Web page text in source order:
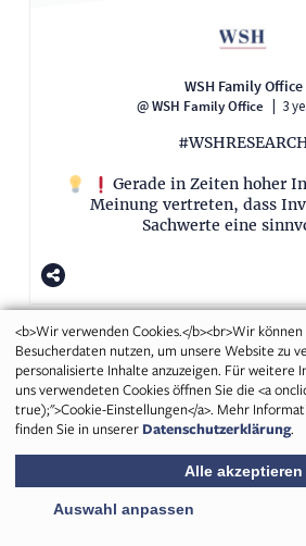
<b>Wir verwenden Cookies.</b><br>Wir
Besucherdaten nutzen, um unsere Website zu
personalisierte Inhalte anzuzeigen. Für weitere
uns verwendeten Cookies öffnen Sie die <a
true);">Cookie-Einstellungen</a>. Mehr
finden Sie in unserer Datenschutzerklärung.
Alle akzeptieren
Auswahl anpassen